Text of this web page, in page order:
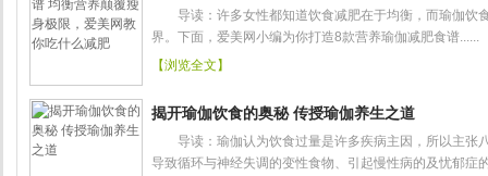
导读：许多女性都知道饮食减肥在于均衡，而瑜伽饮
界。下面，爱美网小编为你打造8款营养瑜伽减肥食谱......
【浏览全文】
揭开瑜伽饮食的奥秘 传授瑜伽养生之道
导读：瑜伽认为饮食过量是许多疾病主因，所以主张
导致循环与神经失调的变性食物、引起慢性病的及忧郁症